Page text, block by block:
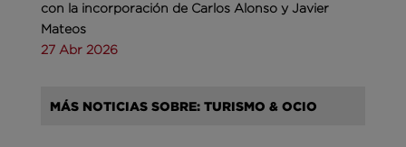
con la incorporación de Carlos Alonso y Javier
Mateos
27 Abr 2026
MÁS NOTICIAS SOBRE: TURISMO & OCIO